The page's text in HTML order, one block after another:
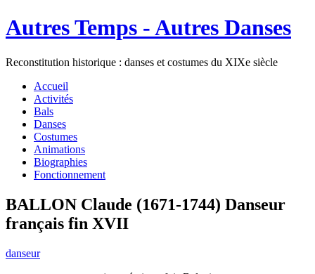
Autres Temps - Autres Danses
Reconstitution historique : danses et costumes du XIXe siècle
Accueil
Activités
Bals
Danses
Costumes
Animations
Biographies
Fonctionnement
BALLON Claude (1671-1744) Danseur
français fin XVII
danseur